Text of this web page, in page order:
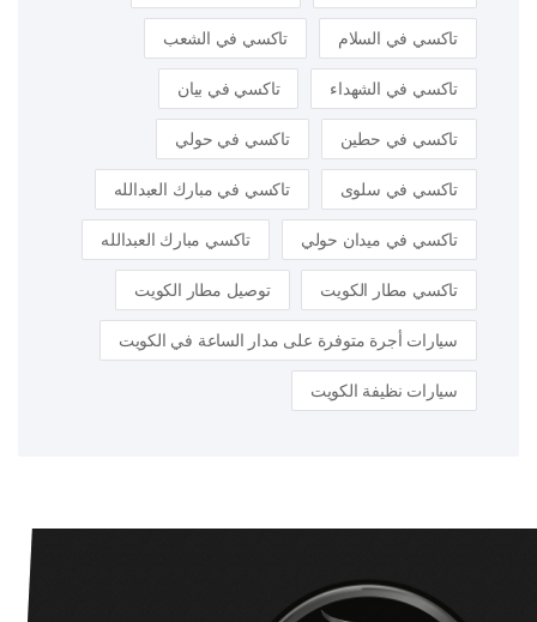
تاكسي في السلام تاكسي في الشعب
تاكسي في الشهداء تاكسي في بيان
تاكسي في حطين تاكسي في حولي
تاكسي في سلوى تاكسي في مبارك العبدالله
تاكسي في ميدان حولي تاكسي مبارك العبدالله
تاكسي مطار الكويت توصيل مطار الكويت
سيارات أجرة متوفرة على مدار الساعة في الكويت
سيارات نظيفة الكويت